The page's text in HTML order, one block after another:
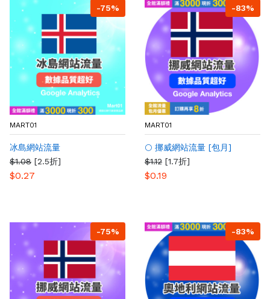
-75%
MART01
冰島網站流量
$1.08 [2.5折]
$0.27
-83%
MART01
🌕 挪威網站流量 [包月]
$1.12 [1.7折]
$0.19
-75% -83%